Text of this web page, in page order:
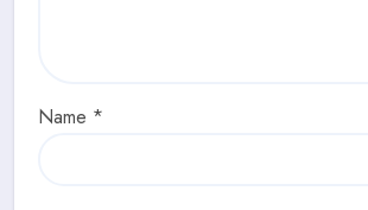
Name *